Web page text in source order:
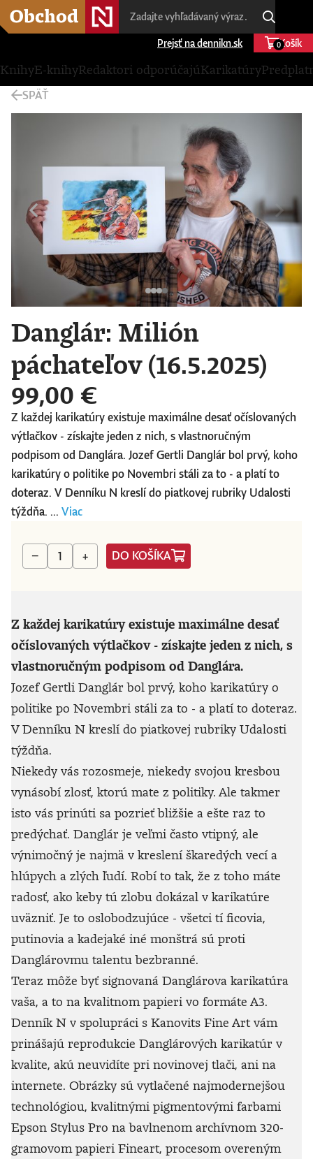
Prejsť na dennikn.sk Košík
0
KnihyE-knihyRedaktori odporúčajúKarikatúry
SPÄŤ
Danglár: Milión
páchateľov (16.5.2025)
99,00 €
Z každej karikatúry existuje maximálne desať očíslovaných
výtlačkov - získajte jeden z nich, s vlastnoručným
podpisom od Danglára. Jozef Gertli Danglár bol prvý, koho
karikatúry o politike po Novembri stáli za to - a platí to
doteraz. V Denníku N kreslí do piatkovej rubriky Udalosti
týždňa. ... Viac
− + DO KOŠÍKA
Z každej karikatúry existuje maximálne desať
očíslovaných výtlačkov - získajte jeden z nich, s
vlastnoručným podpisom od Danglára.
Jozef Gertli Danglár bol prvý, koho karikatúry o
politike po Novembri stáli za to - a platí to doteraz.
V Denníku N kreslí do piatkovej rubriky Udalosti
týždňa.
Niekedy vás rozosmeje, niekedy svojou kresbou
vynásobí zlosť, ktorú mate z politiky. Ale takmer
isto vás prinúti sa pozrieť bližšie a ešte raz to
predýchať. Danglár je veľmi často vtipný, ale
výnimočný je najmä v kreslení škaredých vecí a
hlúpych a zlých ľudí. Robí to tak, že z toho máte
radosť, ako keby tú zlobu dokázal v karikatúre
uväzniť. Je to oslobodzujúce - všetci tí ficovia,
putinovia a kadejaké iné monštrá sú proti
Danglárovmu talentu bezbranné.
Teraz môže byť signovaná Danglárova karikatúra
vaša, a to na kvalitnom papieri vo formáte A3.
Denník N v spolupráci s Kanovits Fine Art vám
prinášajú reprodukcie Danglárových karikatúr v
kvalite, akú neuvidíte pri novinovej tlači, ani na
internete. Obrázky sú vytlačené najmodernejšou
technológiou, kvalitnými pigmentovými farbami
Epson Stylus Pro na bavlnenom archívnom 320-
gramovom papieri Fineart, procesom overeným